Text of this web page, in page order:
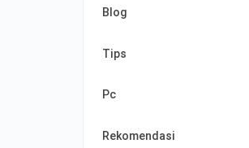
Blog
Tips
Pc
Rekomendasi